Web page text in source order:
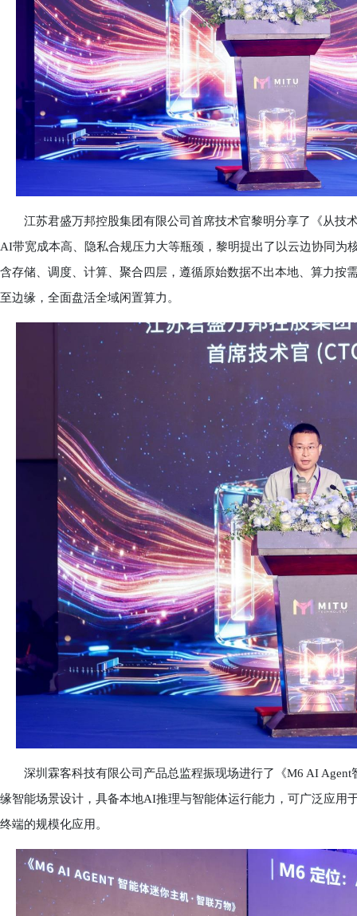
江苏君盛万邦控股集团有限公司首席技术官黎明分享了《从技
AI带宽成本高、隐私合规压力大等瓶颈，黎明提出了以云边协同为
含存储、调度、计算、聚合四层，遵循原始数据不出本地、算力按
至边缘，全面盘活全域闲置算力。
深圳霖客科技有限公司产品总监程振现场进行了《M6 AI Agent
缘智能场景设计，具备本地AI推理与智能体运行能力，可广泛应用
终端的规模化应用。